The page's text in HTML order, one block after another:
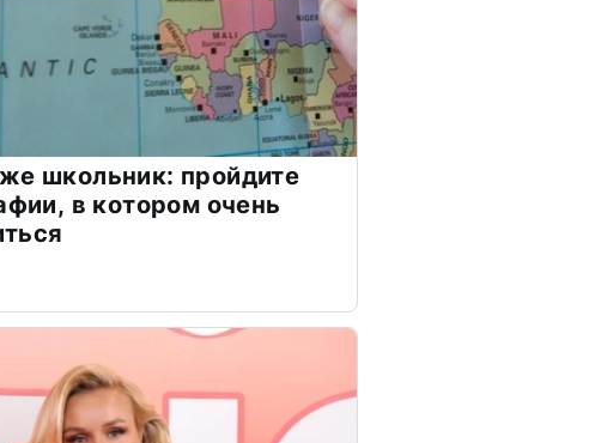
школьник: пройдите
в котором очень